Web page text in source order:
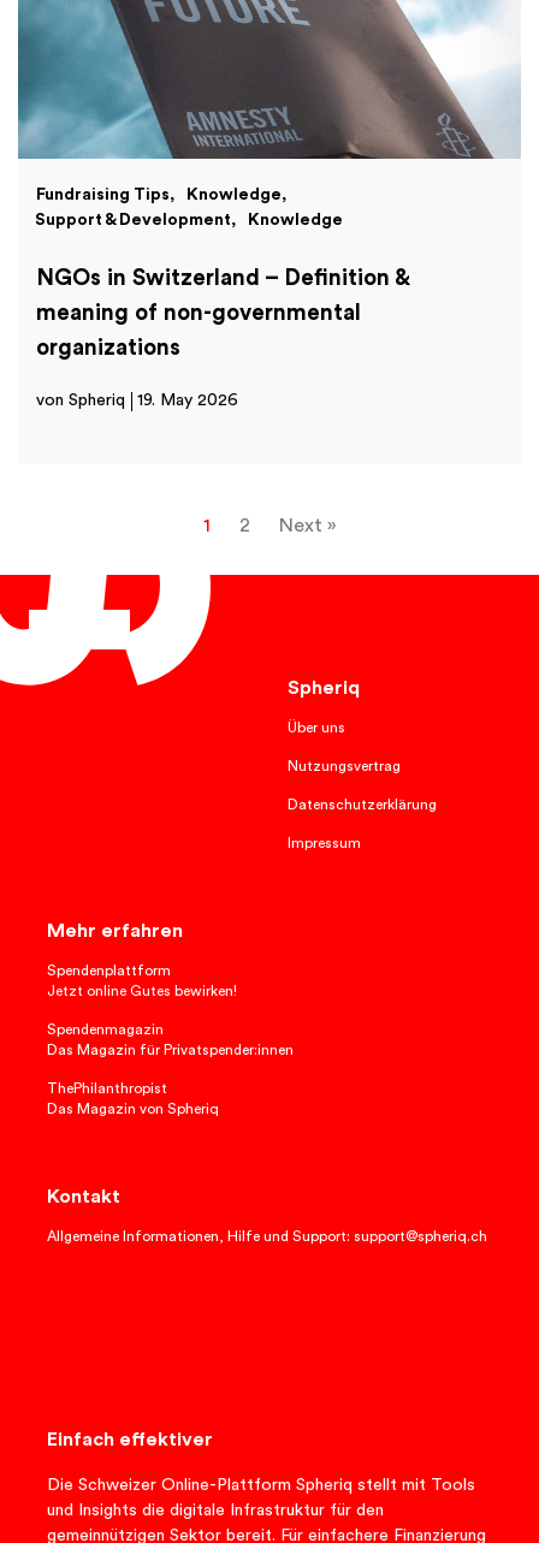
Fundraising Tips
Knowledge
Support & Development
Knowledge
NGOs in Switzerland – Definition &
meaning of non-governmental
organizations
von Spheriq 19. May 2026
1 2 Next »
Spheriq
Über uns
Nutzungsvertrag
Datenschutzerklärung
Impressum
Mehr erfahren
Spendenplattform
Jetzt online Gutes bewirken!
Spendenmagazin
Das Magazin für Privatspender:innen
ThePhilanthropist
Das Magazin von Spheriq
Kontakt
Allgemeine Informationen, Hilfe und Support: support@spheriq.ch
Einfach effektiver
Die Schweizer Online-Plattform Spheriq stellt mit Tools
und Insights die digitale Infrastruktur für den
gemeinnützigen Sektor bereit. Für einfachere Finanzierung